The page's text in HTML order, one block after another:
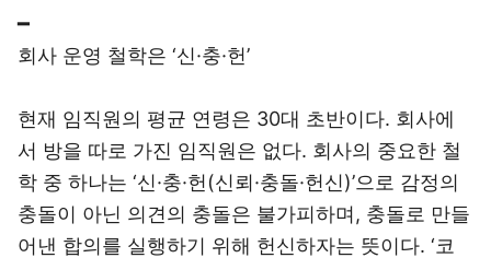
━
회사 운영 철학은 ‘신·충·헌’
현재 임직원의 평균 연령은 30대 초반이다. 회사에
서 방을 따로 가진 임직원은 없다. 회사의 중요한 철
학 중 하나는 ‘신·충·헌(신뢰·충돌·헌신)’으로 감정의
충돌이 아닌 의견의 충돌은 불가피하며, 충돌로 만들
어낸 합의를 실행하기 위해 헌신하자는 뜻이다. ‘코